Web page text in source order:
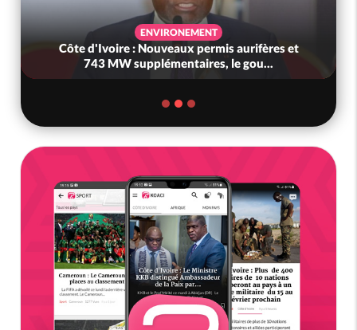
ENVIRONEMENT
Côte d'Ivoire : Nouveaux permis aurifères et
743 MW supplémentaires, le gou...